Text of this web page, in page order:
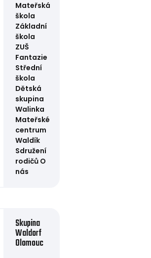
Mateřská
škola
Základní
škola
ZUŠ
Fantazie
Střední
škola
Dětská
skupina
Walinka
Mateřské
centrum
Waldík
Sdružení
rodičů O
nás
Skupina
Waldorf
Olomouc